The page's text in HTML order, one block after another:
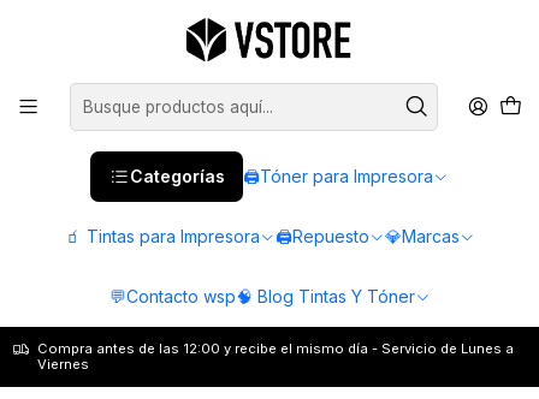
Categorías 🖨️Tóner para Impresora
🧃 Tintas para Impresora 🖨️Repuesto 💎Marcas
💬Contacto wsp🧠 Blog Tintas Y Tóner
Compra antes de las 12:00 y recibe el mismo día - Servicio de Lunes a
Viernes